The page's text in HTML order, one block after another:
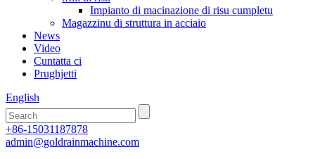
Impianto di macinazione di risu cumpletu
Magazzinu di struttura in acciaio
News
Video
Cuntatta ci
Prughjetti
English
+86-15031187878
admin@goldrainmachine.com